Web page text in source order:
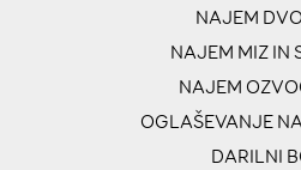
NAJEM
NAJEM MIZ IN
NAJEM
OGLAŠEVANJE
DARILNI